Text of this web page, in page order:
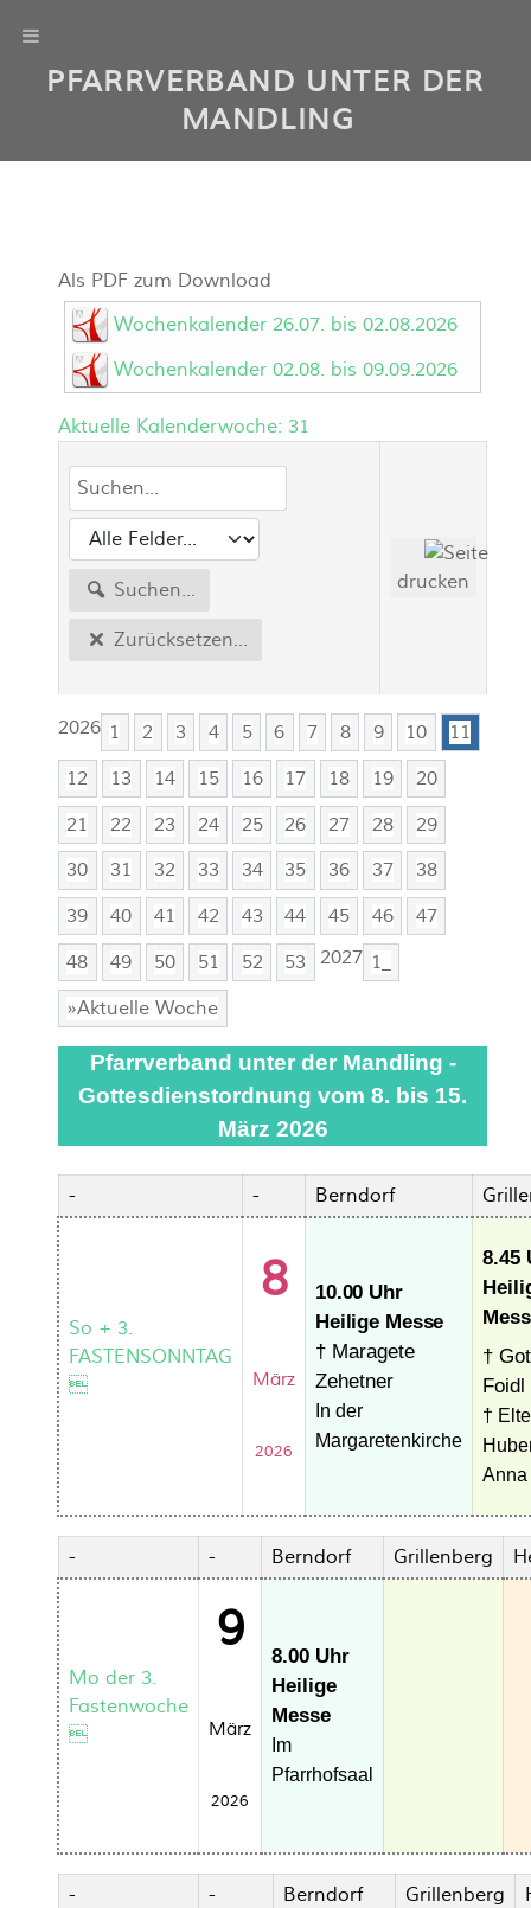
PFARRVERBAND UNTER DER
MANDLING
Als PDF zum Download
Wochenkalender 26.07. bis 02.08.2026
Wochenkalender 02.08. bis 09.09.2026
Aktuelle Kalenderwoche: 31
Suchen...
Zurücksetzen...
drucken
2026 1 2 3 4 5 6 7 8 9 10
11
12
13 14 15 16 17 18 19
20
21
22 23 24 25 26 27 28
29
30
31 32 33 34 35 36 37
38
39
40 41 42 43 44 45 46
47
48
49 50 51 52 53 2027 1_
»Aktuelle Woche
Pfarrverband unter der Mandling -
Gottesdienstordnung vom 8. bis 15.
März 2026
- - Berndorf
So + 3.
FASTENSONNTAG

8
März
2026
10.00 Uhr
Heilige Messe
† Maragete
Zehetner
In der
Margaretenkirche
8.45
†
Foidl
†
- - Berndorf Grillenberg
Mo der 3.
Fastenwoche

9
März
2026
8.00 Uhr
Heilige
Messe
Im
Pfarrhofsaal
- - Berndorf Grillenberg